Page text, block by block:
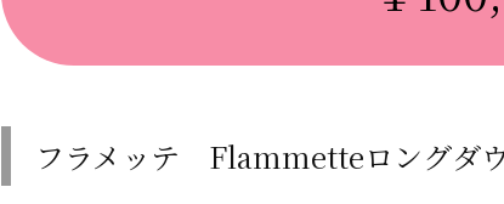
フラメッテ Flammetteロングダ